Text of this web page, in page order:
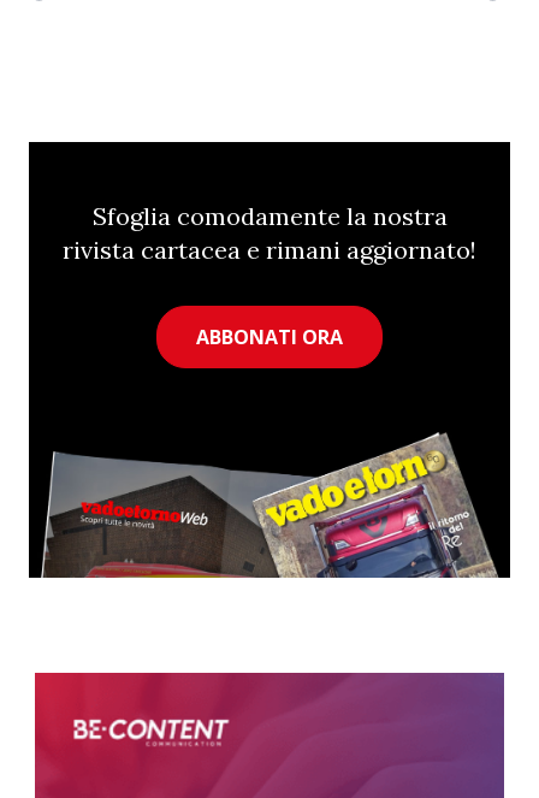
Sfoglia comodamente la nostra
rivista cartacea e rimani aggiornato!
ABBONATI ORA